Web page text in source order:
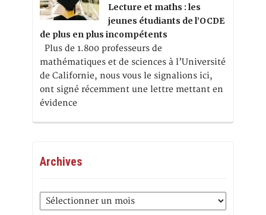
Lecture et maths : les
jeunes étudiants de l’OCDE
de plus en plus incompétents
Plus de 1.800 professeurs de
mathématiques et de sciences à l’Université
de Californie, nous vous le signalions ici,
ont signé récemment une lettre mettant en
évidence
Archives
Archives